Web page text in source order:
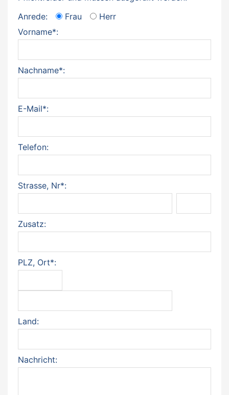
Anrede:
Frau
Herr
Vorname*:
Nachname*:
E-Mail*:
Telefon:
Strasse, Nr*:
Zusatz:
PLZ, Ort*:
Land:
Nachricht: